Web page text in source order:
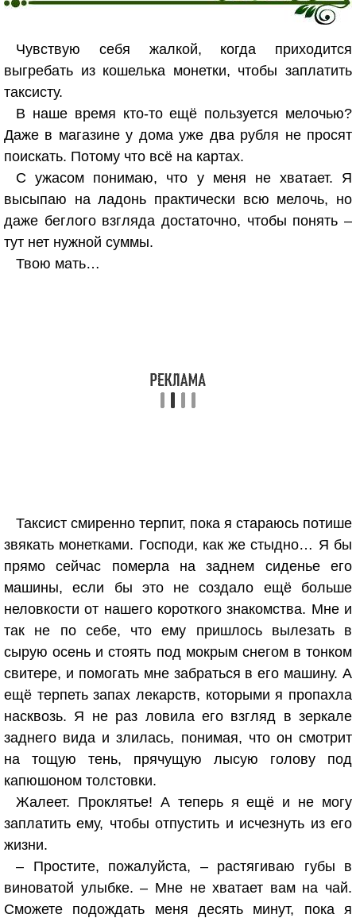
Чувствую себя жалкой, когда приходится
выгребать из кошелька монетки, чтобы заплатить
таксисту.
В наше время кто-то ещё пользуется мелочью?
Даже в магазине у дома уже два рубля не просят
поискать. Потому что всё на картах.
С ужасом понимаю, что у меня не хватает. Я
высыпаю на ладонь практически всю мелочь, но
даже беглого взгляда достаточно, чтобы понять –
тут нет нужной суммы.
Твою мать…
Таксист смиренно терпит, пока я стараюсь потише
звякать монетками. Господи, как же стыдно… Я бы
прямо сейчас померла на заднем сиденье его
машины, если бы это не создало ещё больше
неловкости от нашего короткого знакомства. Мне и
так не по себе, что ему пришлось вылезать в
сырую осень и стоять под мокрым снегом в тонком
свитере, и помогать мне забраться в его машину. А
ещё терпеть запах лекарств, которыми я пропахла
насквозь. Я не раз ловила его взгляд в зеркале
заднего вида и злилась, понимая, что он смотрит
на тощую тень, прячущую лысую голову под
капюшоном толстовки.
Жалеет. Проклятье! А теперь я ещё и не могу
заплатить ему, чтобы отпустить и исчезнуть из его
жизни.
– Простите, пожалуйста, – растягиваю губы в
виноватой улыбке. – Мне не хватает вам на чай.
Сможете подождать меня десять минут, пока я